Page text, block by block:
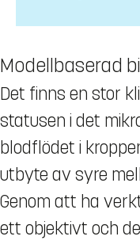
Modellbaserad
Det finns en stor
statusen i det
blodflödet i
utbyte av syre
Genom att ha
ett objektivt och